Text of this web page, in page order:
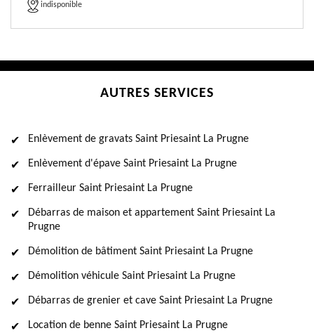
indisponible
AUTRES SERVICES
Enlèvement de gravats Saint Priesaint La Prugne
Enlèvement d'épave Saint Priesaint La Prugne
Ferrailleur Saint Priesaint La Prugne
Débarras de maison et appartement Saint Priesaint La
Prugne
Démolition de bâtiment Saint Priesaint La Prugne
Démolition véhicule Saint Priesaint La Prugne
Débarras de grenier et cave Saint Priesaint La Prugne
Location de benne Saint Priesaint La Prugne